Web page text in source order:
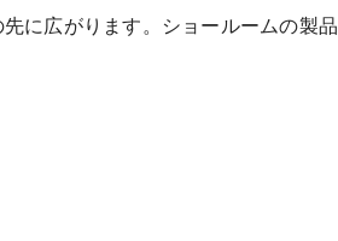
に広がります。ショールームの製品